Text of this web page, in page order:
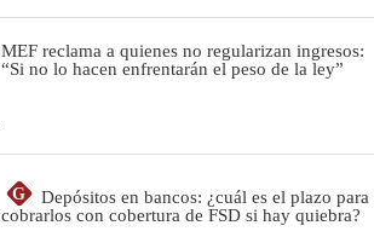
MEF reclama a quienes no regularizan ingresos:
“Si no lo hacen enfrentarán el peso de la ley”
G
Depósitos en bancos: ¿cuál es el plazo para
cobrarlos con cobertura de FSD si hay quiebra?